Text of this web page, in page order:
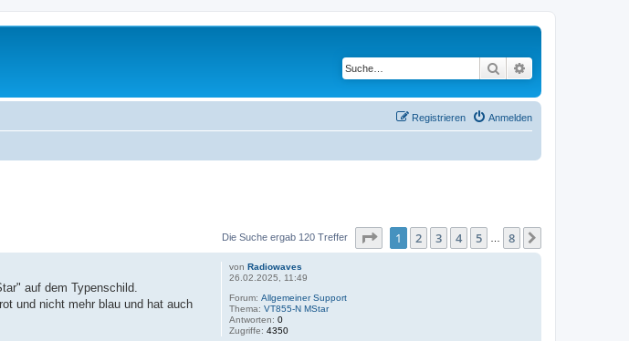
Suche
Anmelden
Registrieren
Die Suche ergab 120 Treffer Seite von8
1 2 3 4 5 8
vonRadiowaves
26.02.2025, 11:49
Forum:Allgemeiner Support
Thema:VT855-N MStar
Antworten:0
Zugriffe:4350
auf dem Typenschild.
und nicht mehr blau und hat auch